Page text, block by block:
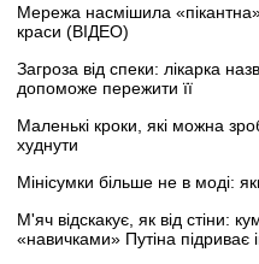
Мережа насмішила
краси (ВІДЕО)
Загроза від спеки: лікарка
допоможе пережити її
Маленькі кроки, які можна
худнути
Мінісумки більше не в моді:
М'яч відскакує, як від стіни:
«навичками» Путіна підриває